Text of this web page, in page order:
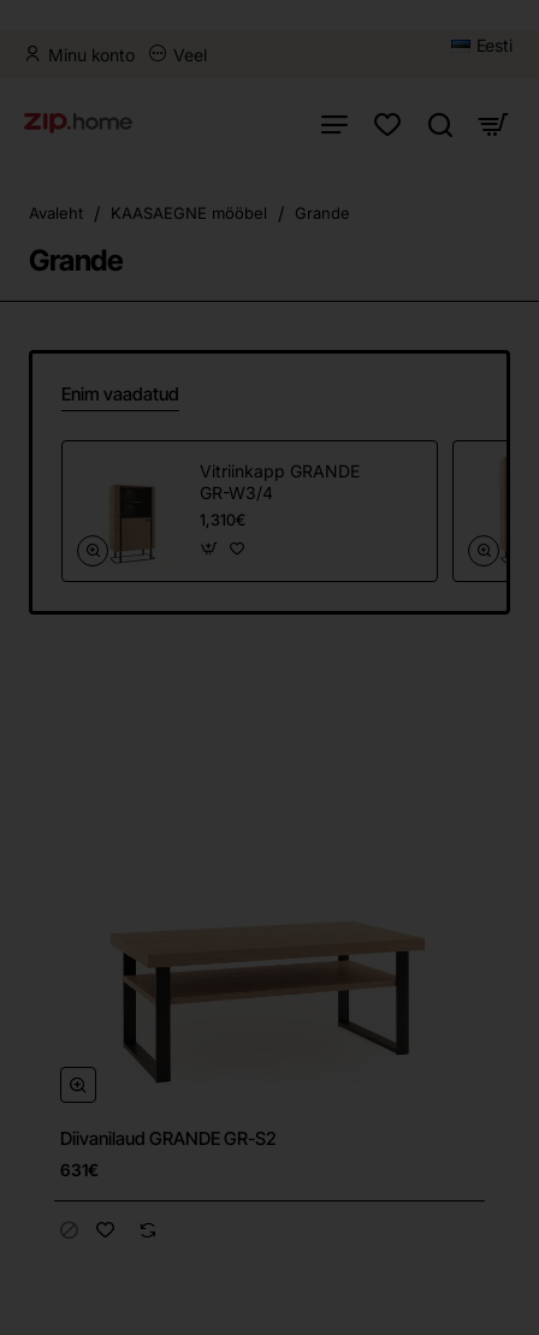
Minu konto Veel Eesti
Grande
AvalehthomeKAASAEGNE mööbel Grande
Enim vaadatud
Vitriinkapp GRANDE
GR-W3/4
1,310€
Diivanilaud GRANDE GR-S2
631€